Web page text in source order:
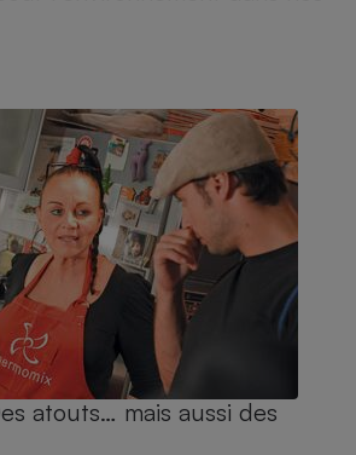
atouts… mais aussi des